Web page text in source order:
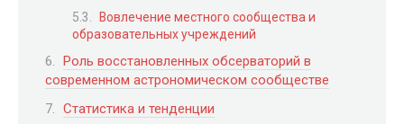
Вовлечение местного сообщества и
образовательных учреждений
Роль восстановленных обсерваторий в
современном астрономическом сообществе
Статистика и тенденции